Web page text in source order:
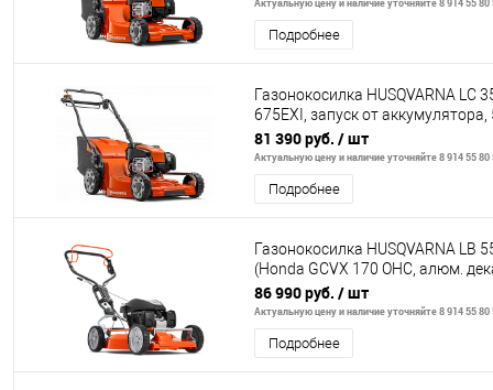
Подробнее
Газонокосилка HUSQVARNA LC
675EXI, запуск от
композитного ма
81 390 руб. / шт
Актуальную цену и наличие уточняйте 8 914 55 80
Подробнее
Газонокосилка HUSQVARNA LB
(Honda GCVX 170 OHC, алюм.
+ выброс наза
86 990 руб. / шт
Актуальную цену и наличие уточняйте 8 914 55 80
Подробнее